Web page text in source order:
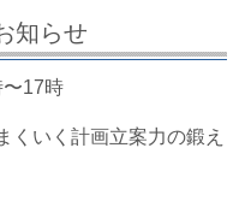
知らせ
17時
くいく計画立案力の鍛え